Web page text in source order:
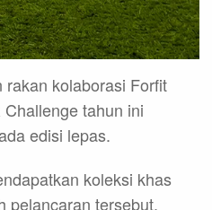
kolaborasi Forfit
tahun ini
edisi lepas.
koleksi khas
pelancaran tersebut.